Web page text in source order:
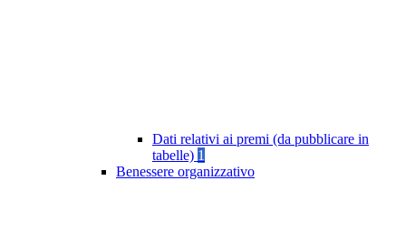
Dati relativi ai premi (da pubblicare in
tabelle) 1
Benessere organizzativo